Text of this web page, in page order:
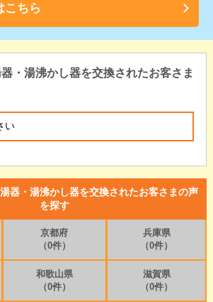
こちら
・湯沸かし器を交換されたお客さま
器・湯沸かし器を交換されたお客さまの声
を探す
京都府
（0件）
兵庫県
（0件）
和歌山県
（0件）
滋賀県
（0件）